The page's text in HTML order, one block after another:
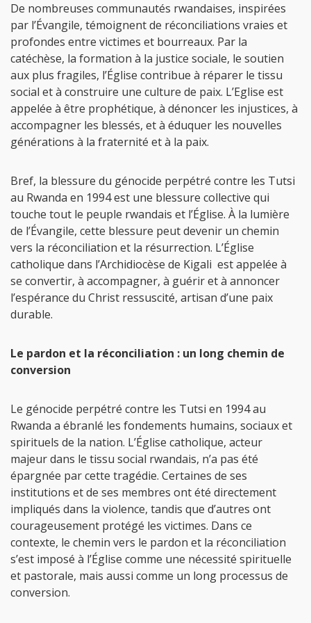
De nombreuses communautés rwandaises, inspirées
par l’Évangile, témoignent de réconciliations vraies et
profondes entre victimes et bourreaux. Par la
catéchèse, la formation à la justice sociale, le soutien
aux plus fragiles, l’Église contribue à réparer le tissu
social et à construire une culture de paix. L’Eglise est
appelée à être prophétique, à dénoncer les injustices, à
accompagner les blessés, et à éduquer les nouvelles
générations à la fraternité et à la paix.
Bref, la blessure du génocide perpétré contre les Tutsi
au Rwanda en 1994 est une blessure collective qui
touche tout le peuple rwandais et l’Église. À la lumière
de l’Évangile, cette blessure peut devenir un chemin
vers la réconciliation et la résurrection. L’Église
catholique dans l’Archidiocèse de Kigali est appelée à
se convertir, à accompagner, à guérir et à annoncer
l’espérance du Christ ressuscité, artisan d’une paix
durable.
Le pardon et la réconciliation : un long chemin de
conversion
Le génocide perpétré contre les Tutsi en 1994 au
Rwanda a ébranlé les fondements humains, sociaux et
spirituels de la nation. L’Église catholique, acteur
majeur dans le tissu social rwandais, n’a pas été
épargnée par cette tragédie. Certaines de ses
institutions et de ses membres ont été directement
impliqués dans la violence, tandis que d’autres ont
courageusement protégé les victimes. Dans ce
contexte, le chemin vers le pardon et la réconciliation
s’est imposé à l’Église comme une nécessité spirituelle
et pastorale, mais aussi comme un long processus de
conversion.